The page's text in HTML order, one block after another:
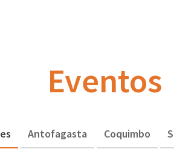
Eventos
Antofagasta Coquimbo